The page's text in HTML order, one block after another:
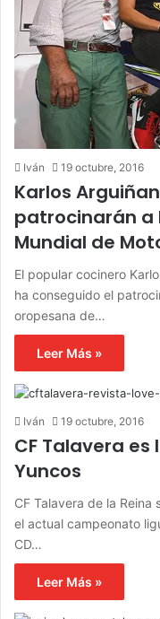
Iván 19 octubre, 2016
Karlos
patrocinarán a
Mundial de
El popular cocinero
ha conseguido el
oropesana de…
Leer Más »
Iván 19 octubre, 2016
CF Talavera
Yuncos
CF Talavera de la
el actual campeonato
CD…
Leer Más »